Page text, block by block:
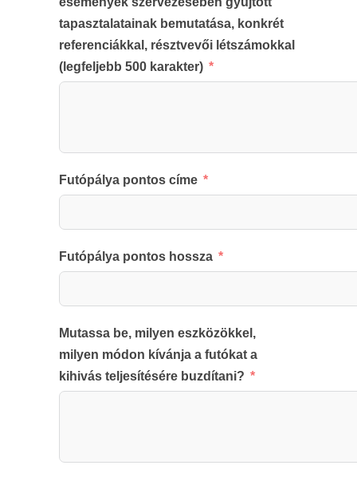
tapasztalatainak bemutatása, konkrét
referenciákkal, résztvevői létszámokkal
(legfeljebb 500 karakter)
Futópálya pontos címe
Futópálya pontos hossza
Mutassa be, milyen eszközökkel,
milyen módon kívánja a futókat a
kihivás teljesítésére buzdítani?